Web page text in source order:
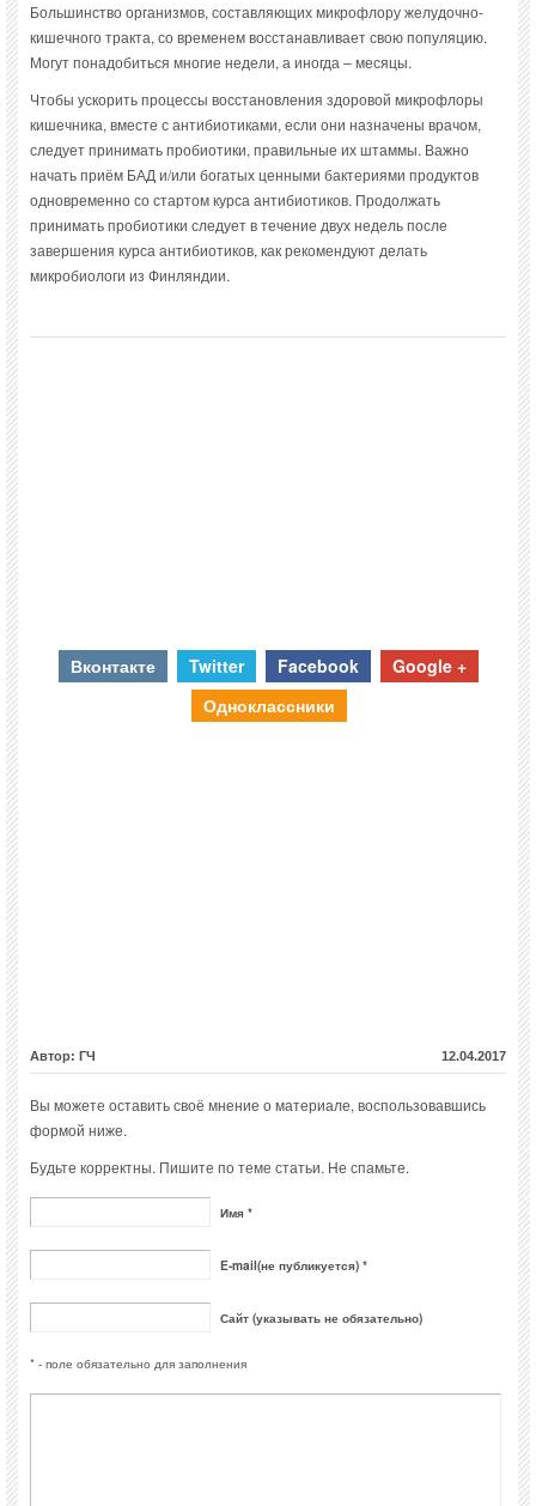
Большинство организмов, составляющих микрофлору желудочно-
кишечного тракта, со временем восстанавливает свою популяцию.
Могут понадобиться многие недели, а иногда – месяцы.
Чтобы ускорить процессы восстановления здоровой микрофлоры
кишечника, вместе с антибиотиками, если они назначены врачом,
следует принимать пробиотики, правильные их штаммы. Важно
начать приём БАД и/или богатых ценными бактериями продуктов
одновременно со стартом курса антибиотиков. Продолжать
принимать пробиотики следует в течение двух недель после
завершения курса антибиотиков, как рекомендуют делать
микробиологи из Финляндии.
Вконтакте Twitter Facebook
Google +
Одноклассники
Автор: ГЧ 12.04.2017
Вы можете оставить своё мнение о материале, воспользовавшись
формой ниже.
Будьте корректны. Пишите по теме статьи. Не спамьте.
Имя *
E-mail(не публикуется) *
Сайт (указывать не обязательно)
* - поле обязательно для заполнения